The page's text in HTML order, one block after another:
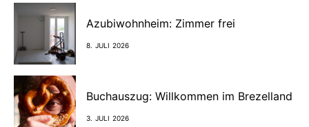
Azubiwohnheim: Zimmer frei
8. JULI 2026
Buchauszug: Willkommen im Brezelland
3. JULI 2026